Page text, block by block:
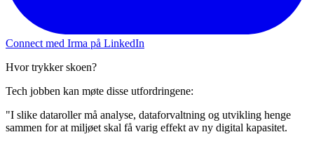
Connect med Irma på LinkedIn
Hvor trykker skoen?
Tech jobben kan møte disse utfordringene:
"I slike dataroller må analyse, dataforvaltning og utvikling henge
sammen for at miljøet skal få varig effekt av ny digital kapasitet.